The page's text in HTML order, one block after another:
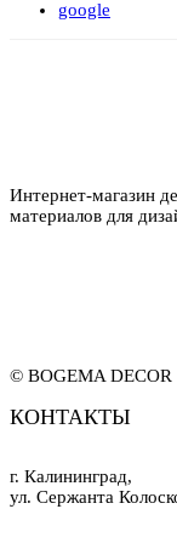
google
Интернет-магазин
материалов для
© BOGEMA
КОНТАКТЫ
г. Калининград,
ул. Сержанта